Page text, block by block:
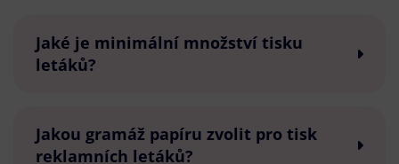
Jaké je minimální množství tisku
letáků?
Jakou gramáž papíru zvolit pro tisk
reklamních letáků?